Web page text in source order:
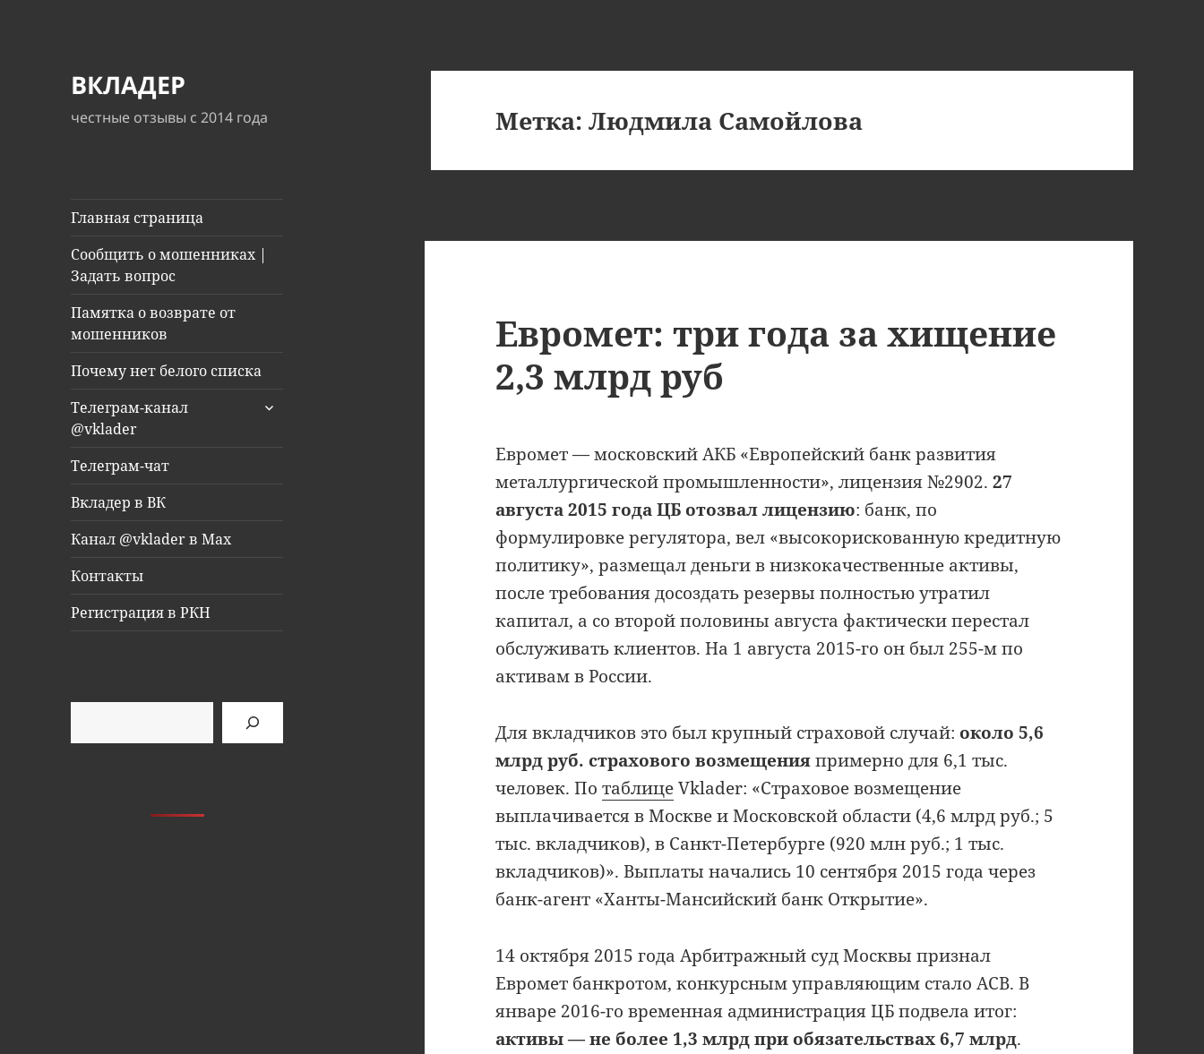
ВКЛАДЕР
честные отзывы с 2014 года
Главная страница
Сообщить о мошенниках |
Задать вопрос
Памятка о возврате от
мошенников
Почему нет белого списка
Телеграм-канал
@vklader
раскрыть
Телеграм-чат
Вкладер в ВК
Канал @vklader в Max
Контакты
Регистрация в РКН
Метка:Людмила Самойлова
Евромет: три года за хищение
2,3 млрд руб
Евромет — московский АКБ «Европейский банк развития
металлургической промышленности», лицензия №2902.27
августа 2015 года ЦБ отозвал лицензию: банк, по
формулировке регулятора, вел «высокорискованную кредитную
политику», размещал деньги в низкокачественные активы,
после требования досоздать резервы полностью утратил
капитал, а со второй половины августа фактически перестал
обслуживать клиентов. На 1 августа 2015-го он был 255-м по
активам в России.
Для вкладчиков это был крупный страховой случай: около 5,6
млрд руб. страхового возмещенияпримерно для 6,1 тыс.
человек. ПотаблицеVklader: «Страховое возмещение
выплачивается в Москве и Московской области (4,6 млрд руб.; 5
тыс. вкладчиков), в Санкт-Петербурге (920 млн руб.; 1 тыс.
вкладчиков)». Выплаты начались 10 сентября 2015 года через
банк-агент «Ханты-Мансийский банк Открытие».
14 октября 2015 года Арбитражный суд Москвы признал
Евромет банкротом, конкурсным управляющим стало АСВ. В
январе 2016-го временная администрация ЦБ подвела итог:
активы — не более 1,3 млрд при обязательствах 6,7 млрд.